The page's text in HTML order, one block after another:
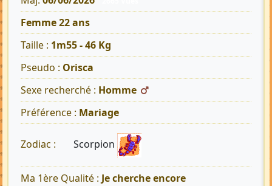
Femme 22 ans
Taille : 1m55 - 46 Kg
Pseudo : Orisca
Sexe recherché : Homme
Préférence : Mariage
Zodiac : Scorpion
Ma 1ère Qualité : Je cherche encore